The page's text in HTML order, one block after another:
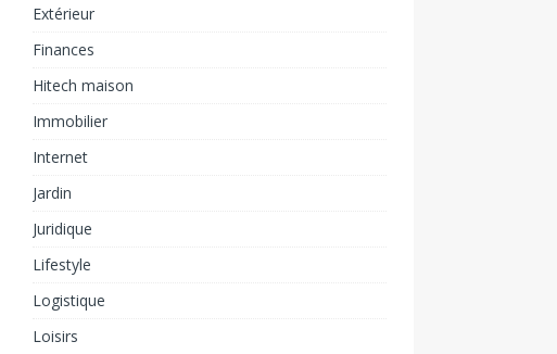
Extérieur
Finances
Hitech maison
Immobilier
Internet
Jardin
Juridique
Lifestyle
Logistique
Loisirs